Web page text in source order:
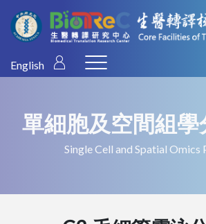
English
單細胞及空間組學
Single Cell and Spatial Omics